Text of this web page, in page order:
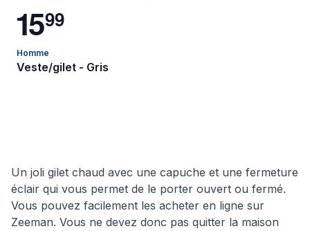
1599
Homme
Veste/gilet - Gris
Un joli gilet chaud avec une capuche et une fermeture
éclair qui vous permet de le porter ouvert ou fermé.
Vous pouvez facilement les acheter en ligne sur
Zeeman. Vous ne devez donc pas quitter la maison